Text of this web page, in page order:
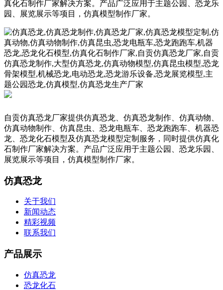
自贡仿真恐龙厂家提供仿真恐龙、仿真恐龙制作、仿真动物、
仿真动物制作、仿真昆虫、恐龙电瓶车、恐龙跑跑车、机器恐
龙、恐龙化石模型及仿真恐龙模型定制服务，同时提供仿真化
石制作厂家解决方案。产品广泛应用于主题公园、恐龙乐园、
展览展示等项目，仿真模型制作厂家。
仿真恐龙
关于我们
新闻动态
精彩视频
联系我们
产品展示
仿真恐龙
恐龙化石